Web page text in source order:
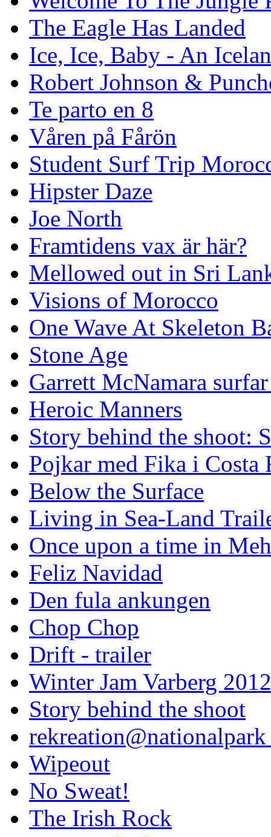
The Eagle Has Landed
Ice, Ice, Baby - An
Robert Johnson &
Te parto en 8
Våren på Fårön
Student Surf Trip
Hipster Daze
Joe North
Framtidens vax är här?
Mellowed out in Sri
Visions of Morocco
One Wave At Skeleton
Stone Age
Garrett McNamara
Heroic Manners
Story behind the shoot:
Pojkar med Fika i Costa
Below the Surface
Living in Sea-Land
Once upon a time in
Feliz Navidad
Den fula ankungen
Chop Chop
Drift - trailer
Winter Jam Varberg 2012
Story behind the shoot
rekreation@nationalpark
Wipeout
No Sweat!
The Irish Rock